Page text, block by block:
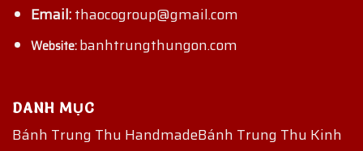
Email:thaocogroup@gmail.com
Website:banhtrungthungon.com
DANH MỤC
Bánh Trung Thu HandmadeBánh Trung Thu Kinh